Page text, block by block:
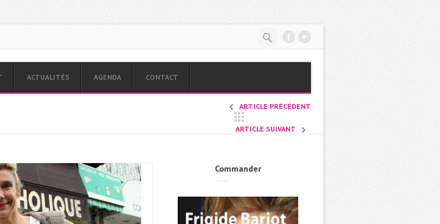
ACTUALITÉS AGENDA CONTACT
ARTICLE PRÉCÉDENT
ARTICLE SUIVANT
Commander